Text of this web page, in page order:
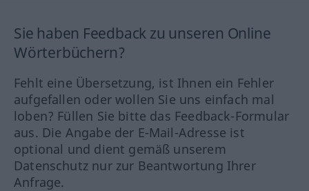
Sie haben Feedback zu unseren Online
Wörterbüchern?
Fehlt eine Übersetzung, ist Ihnen ein Fehler
aufgefallen oder wollen Sie uns einfach mal
loben? Füllen Sie bitte das Feedback-Formular
aus. Die Angabe der E-Mail-Adresse ist
optional und dient gemäß unserem
Datenschutz nur zur Beantwortung Ihrer
Anfrage.